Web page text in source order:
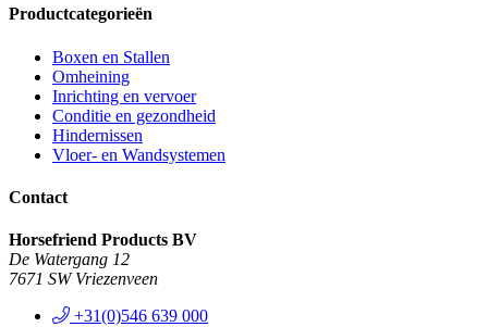
Productcategorieën
Boxen en Stallen
Omheining
Inrichting en vervoer
Conditie en gezondheid
Hindernissen
Vloer- en Wandsystemen
Contact
Horsefriend Products BV
De Watergang 12
7671 SW Vriezenveen
+31(0)546 639 000